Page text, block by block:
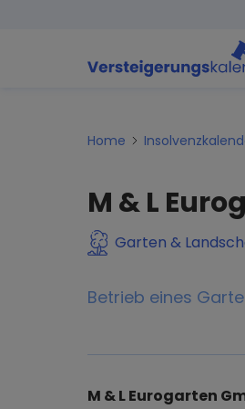
Home
M & L
Garten &
Betrieb eines
M & L Eurogarten